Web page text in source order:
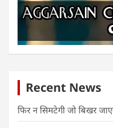
Recent News
फिर न सिमटेगी जो बिखर